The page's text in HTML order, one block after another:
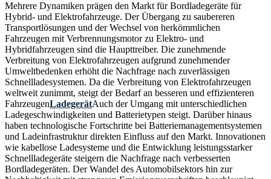
Mehrere Dynamiken prägen den Markt für Bordladegeräte für
Hybrid- und Elektrofahrzeuge. Der Übergang zu saubereren
Transportlösungen und der Wechsel von herkömmlichen
Fahrzeugen mit Verbrennungsmotor zu Elektro- und
Hybridfahrzeugen sind die Haupttreiber. Die zunehmende
Verbreitung von Elektrofahrzeugen aufgrund zunehmender
Umweltbedenken erhöht die Nachfrage nach zuverlässigen
Schnellladesystemen. Da die Verbreitung von Elektrofahrzeugen
weltweit zunimmt, steigt der Bedarf an besseren und effizienteren
FahrzeugenLadegerätAuch der Umgang mit unterschiedlichen
Ladegeschwindigkeiten und Batterietypen steigt. Darüber hinaus
haben technologische Fortschritte bei Batteriemanagementsystemen
und Ladeinfrastruktur direkten Einfluss auf den Markt. Innovationen
wie kabellose Ladesysteme und die Entwicklung leistungsstarker
Schnellladegeräte steigern die Nachfrage nach verbesserten
Bordladegeräten. Der Wandel des Automobilsektors hin zur